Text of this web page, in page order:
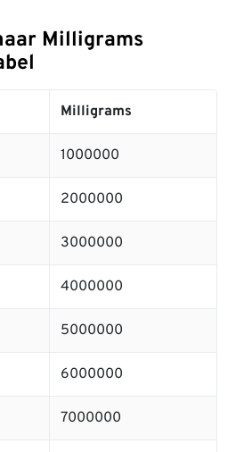
Milligrams
Milligrams
1000000
2000000
3000000
4000000
5000000
6000000
7000000